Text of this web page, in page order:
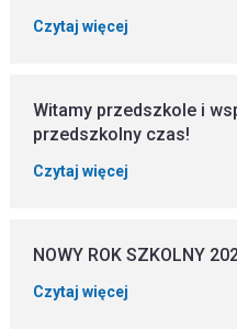
Czytaj więcej
Witamy przedszkole i
przedszkolny czas!
Czytaj więcej
NOWY ROK SZKOLNY
Czytaj więcej